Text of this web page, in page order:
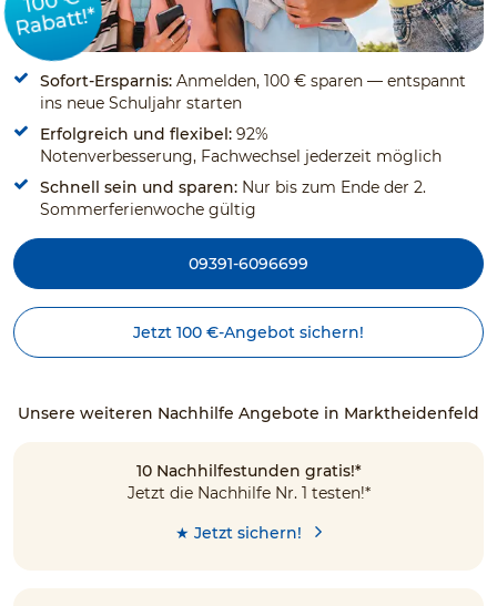
Rabatt!*
Sofort-Ersparnis: Anmelden, 100 € sparen — entspannt
ins neue Schuljahr starten
Erfolgreich und flexibel: 92%
Notenverbesserung, Fachwechsel jederzeit möglich
Schnell sein und sparen: Nur bis zum Ende der 2.
Sommerferienwoche gültig
09391-6096699
Jetzt 100 €-Angebot sichern!
Unsere weiteren Nachhilfe Angebote in Marktheidenfeld
10 Nachhilfestunden gratis!*
Jetzt die Nachhilfe Nr. 1 testen!*
★ Jetzt sichern!